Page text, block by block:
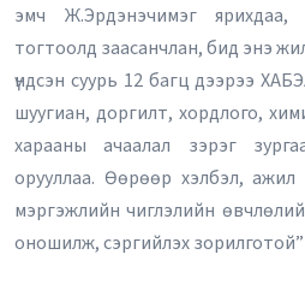
эмч Ж.Эрдэнэчимэг ярихдаа,
тогтоолд заасанчлан, бид энэ
үндсэн суурь 12 багц дээрээ
шуугиан, доргилт, хордлого,
харааны ачаалал зэрэг
орууллаа. Өөрөөр хэлбэл,
мэргэжлийн чиглэлийн
оношилж, сэргийлэх